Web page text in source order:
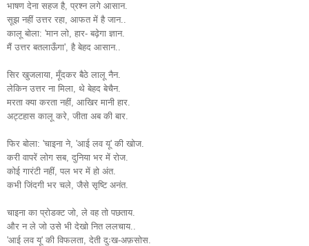
भाषण देना सहज है, प्रश्न लगे आसान.
सूझ नहीं उत्तर रहा, आफत में है जान..
कालू बोला: 'मान लो, हार- बढ़ेगा ज्ञान.
मैं उत्तर बतलाऊँगा', है बेहद आसान..
सिर खुजलाया, मूँदकर बैठे लालू नैन.
लेकिन उत्तर ना मिला, थे बेहद बेचैन.
मरता क्या करता नहीं, आखिर मानी हार.
अट्टहास कालू करे, जीता अब की बार.
फिर बोला: 'चाइना ने, 'आई लव यू' की खोज.
करी वापरें लोग सब, दुनिया भर में रोज.
कोई गारंटी नहीं, पल भर में हो अंत.
कभी जिंदगी भर चले, जैसे सृष्टि अनंत.
चाइना का प्रोडक्ट जो, ले वह तो पछताय.
और न ले जो उसे भी देखो नित ललचाय..
'आई लव यू' की विफलता, देती दुःख-अफ़सोस.